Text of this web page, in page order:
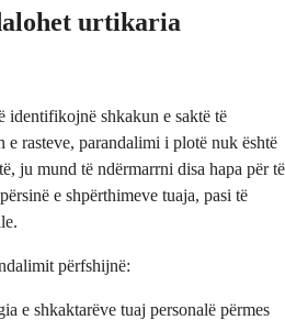
urtikaria
identifikojnë shkakun e saktë të
rasteve, parandalimi i plotë nuk është
ju mund të ndërmarrni disa hapa për të
e shpërthimeve tuaja, pasi të
përfshijnë:
e shkaktarëve tuaj personalë përmes